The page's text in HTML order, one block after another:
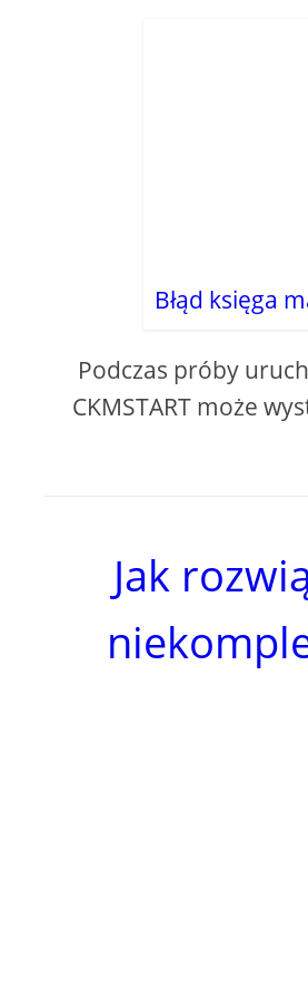
Błąd księga
Podczas próby
CKMSTART może
Jak